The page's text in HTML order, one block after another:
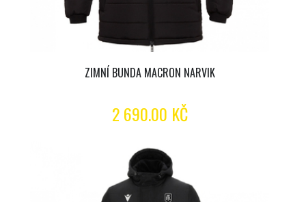
ZIMNÍ BUNDA MACRON NARVIK
2 690.00 KČ